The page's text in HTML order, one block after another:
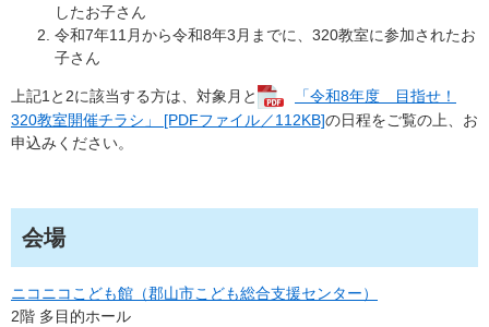
したお子さん
令和7年11月から令和8年3月までに、320教室に参加されたお
子さん
上記1と2に該当する方は、対象月と
「令和8年度 目指せ！
320教室開催チラシ」 [PDFファイル／112KB]の日程をご覧の上、お
申込みください。
会場
ニコニコこども館（郡山市こども総合支援センター）
2階 多目的ホール